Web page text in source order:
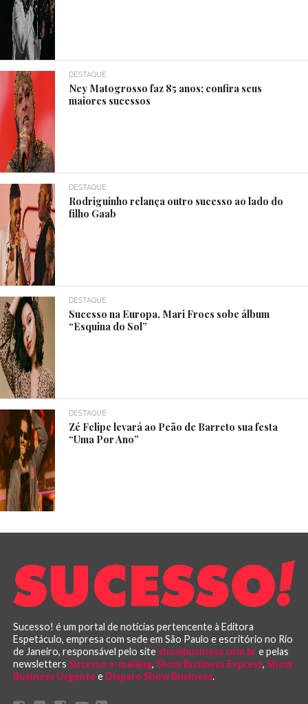
DESTAQUE
Ney Matogrosso faz 85 anos; confira seus
maiores sucessos
DESTAQUE
Rodriguinho relança outro sucesso ao lado do
filho Gaab
DESTAQUE
Sucesso na Europa, Mari Froes sobe álbum
“Esquina do Sol”
DESTAQUE
Zé Felipe levará ao Peão de Barreto sua festa
“Uma Por Ano”
Sucesso! é um portal de notícias pertencente à Editora
Espetáculo, empresa com sede em São Paulo e escritório no Rio
de Janeiro, responsável pelo site showbusiness.com.bre pelas
newsletters Sucesso e-mailing, Show Business Express, Show
Business Urgentee Disparo Show Business.